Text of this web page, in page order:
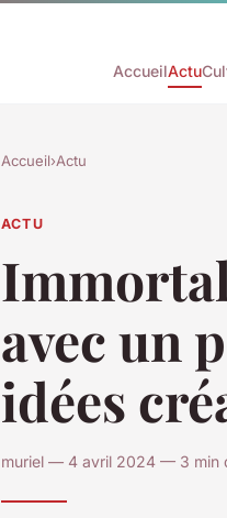
AccueilActu
Accueil›Actu
ACTU
avec un
idées
muriel — 4 avril 2024 — 3 min